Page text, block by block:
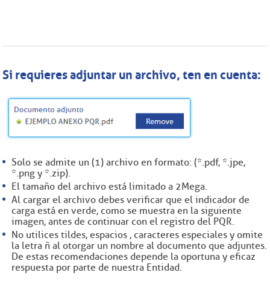
Si requieres adjuntar un archivo, ten en cuenta:
Solo se admite un (1) archivo en formato: (*.pdf, *.jpe,
*.png y *.zip).
El tamaño del archivo está limitado a 2 Mega.
Al cargar el archivo debes verificar que el indicador de
carga está en verde, como se muestra en la siguiente
imagen, antes de continuar con el registro del PQR.
No utilices tildes, espacios , caracteres especiales y omite
la letra ñ al otorgar un nombre al documento que adjuntes.
De estas recomendaciones depende la oportuna y eficaz
respuesta por parte de nuestra Entidad.